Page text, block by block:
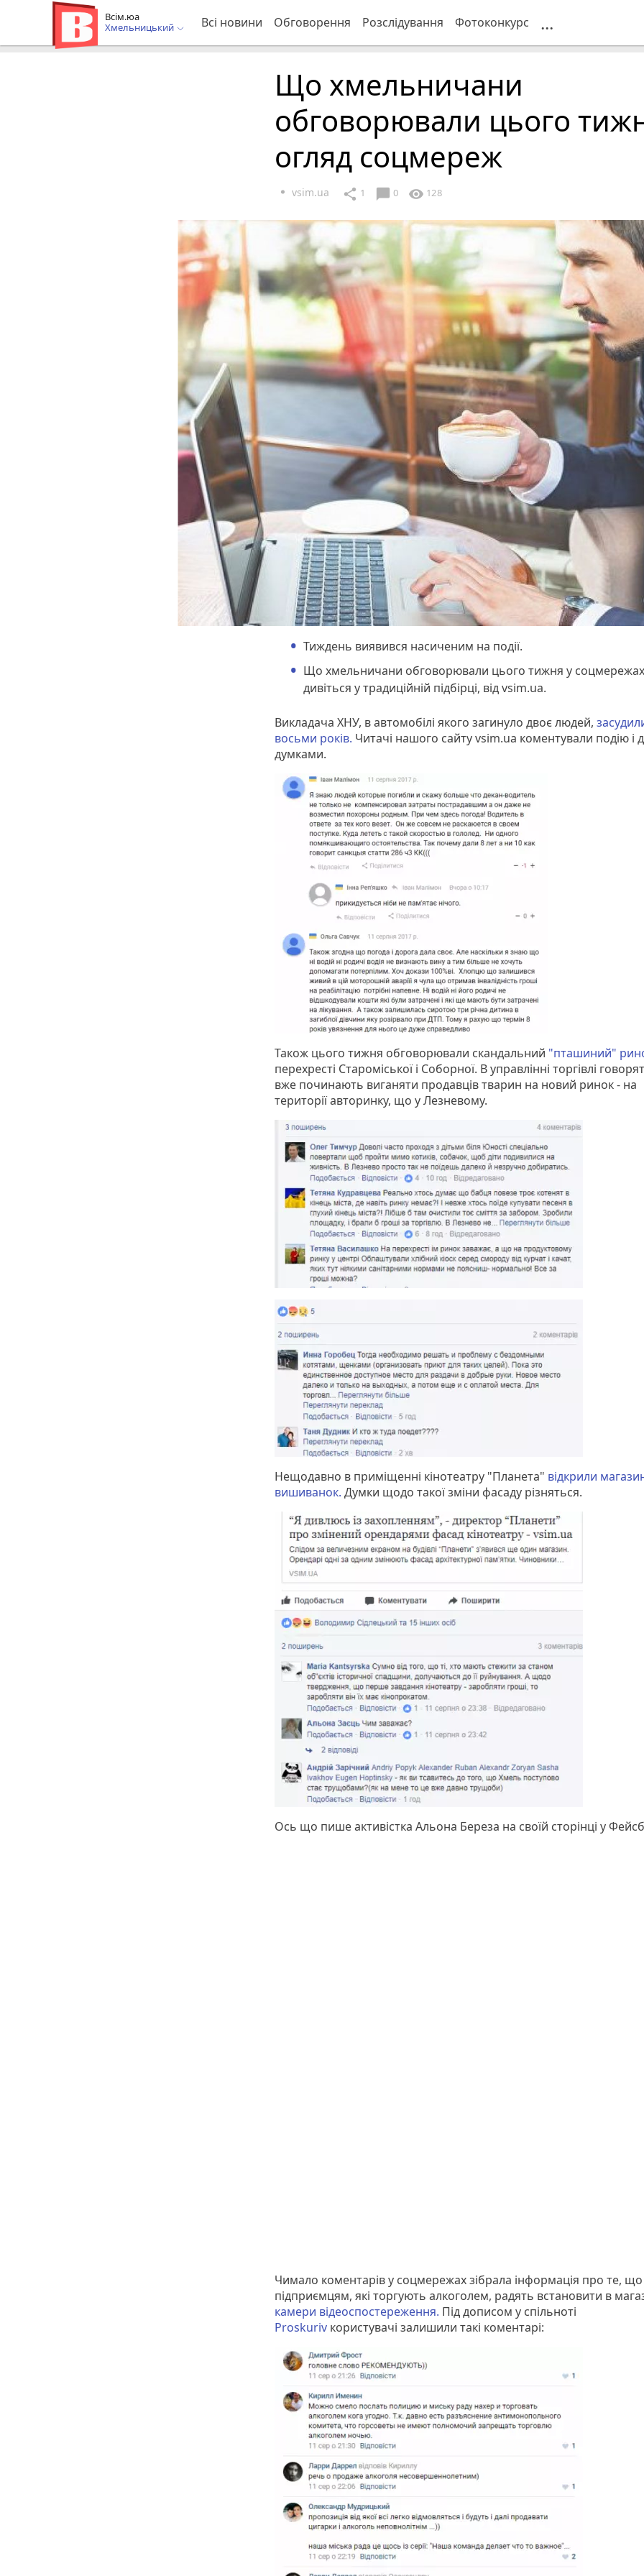
Всім.юа
Хмельницький
Всі новини Обговорення Розслідування Фотоконкурс ...
Що хмельничани
обговорювали цього
огляд соцмереж
vsim.ua share 1 chat_bubble 0 visibility 128
Тиждень виявився насиченим на події.
Що хмельничани обговорювали цього тижня у
дивіться у традиційній підбірці, від vsim.ua.
Викладача ХНУ, в автомобілі якого загинуло двоє людей,
восьми років. Читачі нашого сайту vsim.ua коментували подію і
думками.
Також цього тижня обговорювали скандальний "пташиний"
перехресті Староміської і Соборної. В управлінні торгівлі
вже починають виганяти продавців тварин на новий ринок - на
території авторинку, що у Лезневому.
Нещодавно в приміщенні кінотеатру "Планета" відкрили
вишиванок. Думки щодо такої зміни фасаду різняться.
Ось що пише активістка Альона Береза на своїй сторінці у
Чимало коментарів у соцмережах зібрала інформація про те, що
підприємцям, які торгують алкоголем, радять встановити в
камери відеоспостереження. Під дописом у спільноті
Proskuriv користувачі залишили такі коментарі: